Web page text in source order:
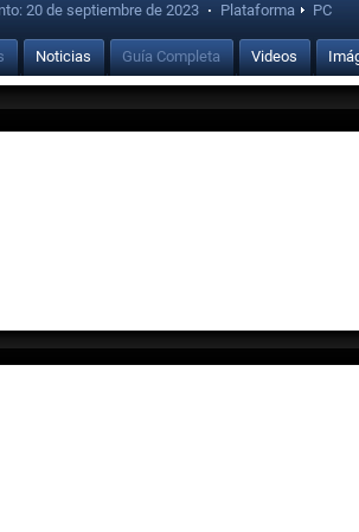
20 de septiembre de 2023 · Plataforma PC
Noticias Guía Completa Videos